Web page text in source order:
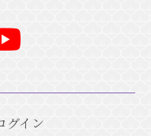
グイン